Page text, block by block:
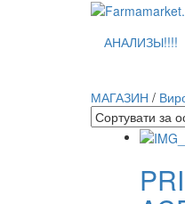
АНАЛИЗЫ!!!!
МАГАЗИН /